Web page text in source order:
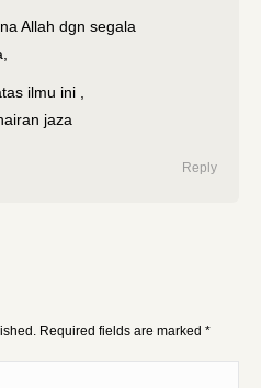
Allah dgn segala
ilmu ini ,
jaza
Reply
Required fields are marked *